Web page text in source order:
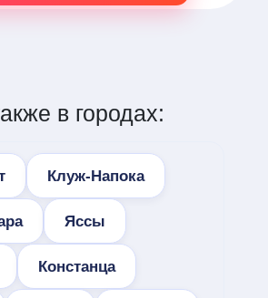
в городах:
Клуж-Напока
Яссы
Констанца